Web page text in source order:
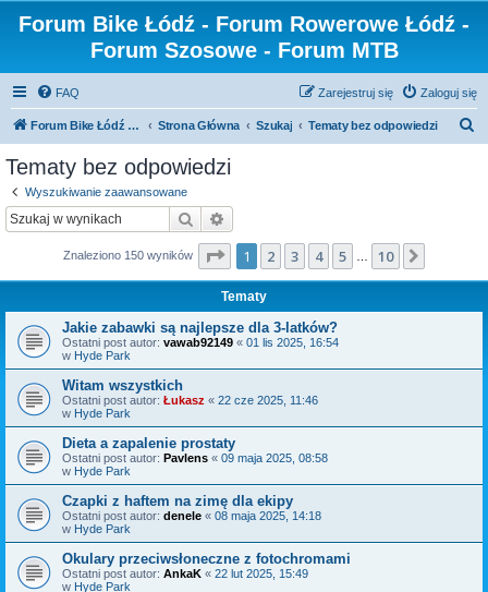
Forum Bike Łódź - Forum Rowerowe Łódź -
Forum Szosowe - Forum MTB
FAQ Zaloguj się
Zarejestruj się
Forum Bike Łódź - Forum Rowerowe Łódź - Forum Szosowe - Forum MTB Strona Główna Szukaj Tematy bez odpowiedzi
Tematy bez odpowiedzi
Wyszukiwanie zaawansowane
Szukaj
Znaleziono 150 wyników Strona z10
1 2 3 4 5 10
Tematy
Jakie zabawki są najlepsze dla 3-latków?
Ostatni post autor: vawab92149 « 01 lis 2025, 16:54
w Hyde Park
Witam wszystkich
Ostatni post autor: Łukasz « 22 cze 2025, 11:46
w Hyde Park
Dieta a zapalenie prostaty
Ostatni post autor: Pavlens « 09 maja 2025, 08:58
w Hyde Park
Czapki z haftem na zimę dla ekipy
Ostatni post autor: denele « 08 maja 2025, 14:18
w Hyde Park
Okulary przeciwsłoneczne z fotochromami
Ostatni post autor: AnkaK « 22 lut 2025, 15:49
w Hyde Park